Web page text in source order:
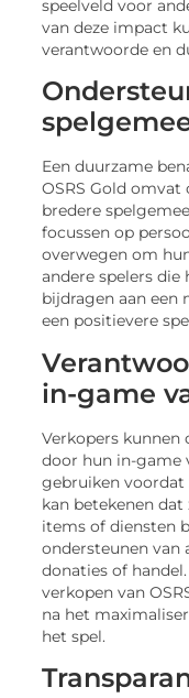
speelveld voor
van deze impact
verantwoorde en
Een duurzame
OSRS Gold
bredere
focussen op
overwegen om
andere spelers
bijdragen aan een
een positievere
in-game
Verkopers
door hun in-game
gebruiken voordat
kan betekenen
items of diensten
ondersteunen van
donaties of
verkopen van
na het
het spel.